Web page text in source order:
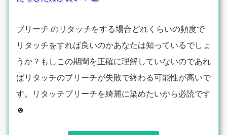
ブリーチ のリタッチをする場合どれくらいの頻度で
リタッチをすれば良いのかあなたは知っているでしょ
うか？もしこの期間を正確に理解していないのであれ
ばリタッチのブリーチが失敗で終わる可能性が高いで
す。リタッチブリーチを綺麗に染めたいから必読です
☻